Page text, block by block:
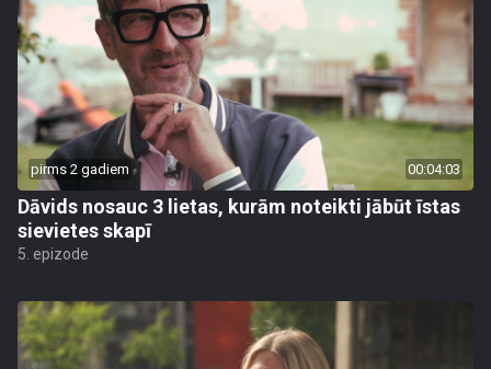
pirms 2 gadiem 00:04:03
Dāvids nosauc 3 lietas, kurām noteikti jābūt īstas
sievietes skapī
5. epizode